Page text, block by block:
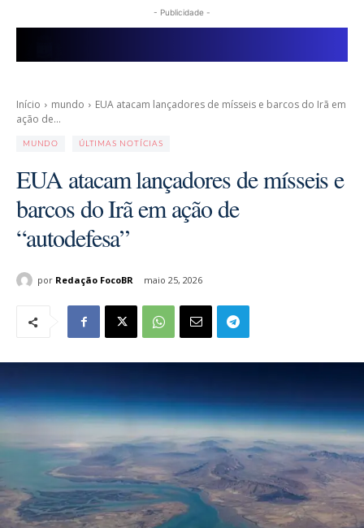
- Publicidade -
Início mundo
EUA atacam lançadores de mísseis e barcos do Irã em
ação de...
MUNDO ÚLTIMAS NOTÍCIAS
EUA atacam lançadores de mísseis e
barcos do Irã em ação de
“autodefesa”
por Redação FocoBR maio 25, 2026